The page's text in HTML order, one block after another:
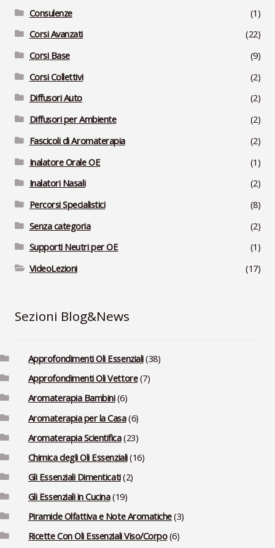
Consulenze
(1)
Corsi Avanzati
(22)
Corsi Base
(9)
Corsi Collettivi
(2)
Diffusori Auto
(2)
Diffusori per Ambiente
(2)
Fascicoli di Aromaterapia
(2)
Inalatore Orale OE
(1)
Inalatori Nasali
(2)
Percorsi Specialistici
(8)
Senza categoria
(2)
Supporti Neutri per OE
(1)
VideoLezioni
(17)
Sezioni Blog&News
Approfondimenti Oli Essenziali(38)
Approfondimenti Oli Vettore(7)
Aromaterapia Bambini(6)
Aromaterapia per la Casa(6)
Aromaterapia Scientifica(23)
Chimica degli Oli Essenziali(16)
Gli Essenziali Dimenticati(2)
Gli Essenziali in Cucina(19)
Piramide Olfattiva e Note Aromatiche(3)
Ricette Con Oli Essenziali Viso/Corpo(6)